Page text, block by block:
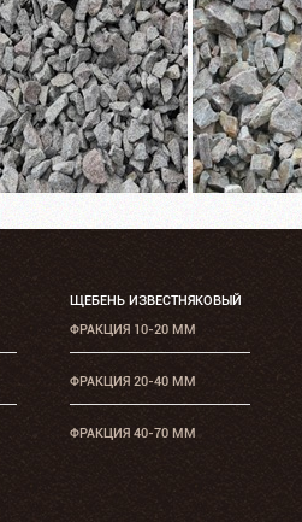
ЩЕБЕНЬ ИЗВЕСТНЯКОВЫЙ
ФРАКЦИЯ 10-20 ММ
ФРАКЦИЯ 20-40 ММ
ФРАКЦИЯ 40-70 ММ